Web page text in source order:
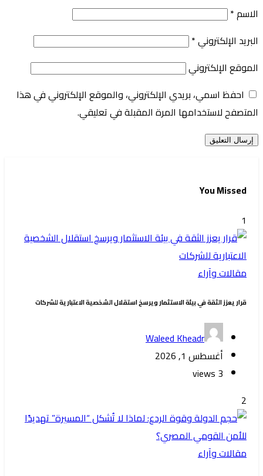
الاسم*
البريد الإلكتروني*
الموقع الإلكتروني
احفظ اسمي، بريدي الإلكتروني، والموقع الإلكتروني في هذا
المتصفح لاستخدامها المرة المقبلة في تعليقي.
You Missed
1
مقالات وآراء
قرار يعزز الثقة في بيئة الاستثمار ويرسخ استقلال الشخصية الاعتبارية للشركات
Waleed Kheadr
أغسطس 1, 2026
3 views
2
مقالات وآراء